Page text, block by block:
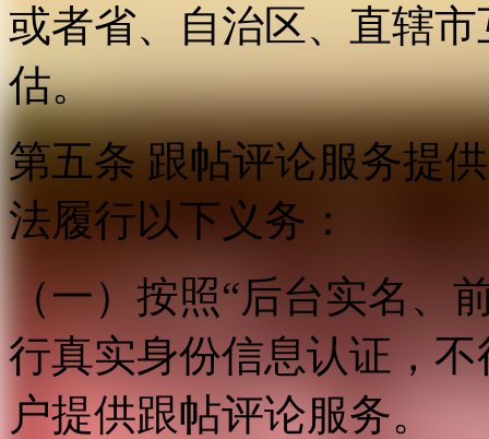
或者省、自治区、直辖
估。
第五条 跟帖评论服务提
法履行以下义务：
（一）按照“后台实名、
行真实身份信息认证，
户提供跟帖评论服务。